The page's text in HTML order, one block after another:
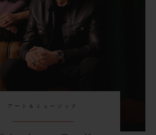
アート＆ミュージック